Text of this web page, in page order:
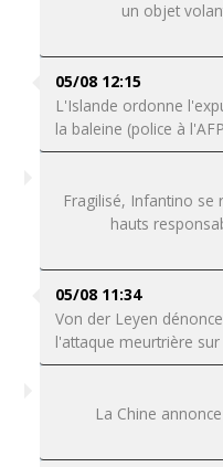
un objet
05/08 12:15
L'Islande ordonne
la baleine (police à
Fragilisé, Infantino se
hauts
05/08 11:34
Von der Leyen
l'attaque meurtrière sur
La Chine